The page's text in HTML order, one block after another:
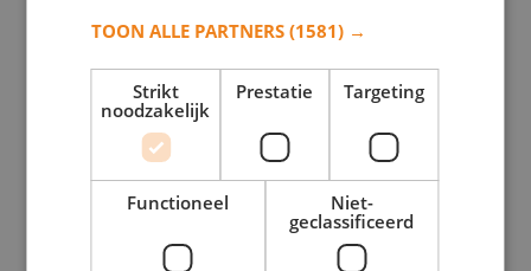
Model 1024
Toevoegen aan verlanglijst
Monument samenstellen
TOON ALLE PARTNERS(1581) →
Strikt
noodzakelijk
Prestatie Targeting
Functioneel
Niet-
geclassificeerd